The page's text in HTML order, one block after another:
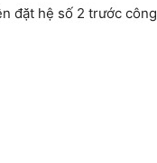
đặt hệ số 2 trước công